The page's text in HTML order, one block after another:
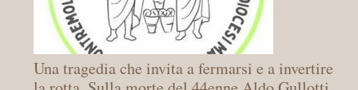
Una tragedia che invita a fermarsi e a invertire